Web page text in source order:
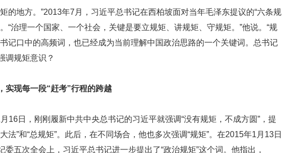
的地方。”2013年7月，习近平总书记在西柏坡面对当年毛泽东提议的“六条规
“治理一个国家、一个社会，关键是要立规矩、讲规矩、守规矩。”他说。“规
记口中的高频词，也已经成为当前理解中国政治思路的一个关键词。总书记
调规矩意识？
实现每一段“赶考”行程的跨越
16日，刚刚履新中共中央总书记的习近平就强调“没有规矩，不成方圆”，提
法”和“总规矩”。此后，在不同场合，他也多次强调“规矩”。在2015年1月13日
委五次全会上，习近平总书记进一步提出了“政治规矩”这个词。他指出，